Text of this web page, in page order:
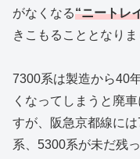
がなくなる“ニートレ
きこもることとなりま
7300系は製造から40
くなってしまうと廃
すが、阪急京都線に
系、5300系が未だ残